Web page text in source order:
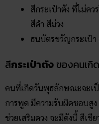
สีกระเป๋าตัง ที่ไม่ค
สีดำ สีม่วง
ธนบัตรขวัญกระเป๋า
สีกระเป๋าตัง ของคนเกิ
คนที่เกิดวันพุธลักษณะจะเ
การพูด มีความรับผิดชอบสู
ช่วยเสริมดวง จะมีดังนี้ สีเขี